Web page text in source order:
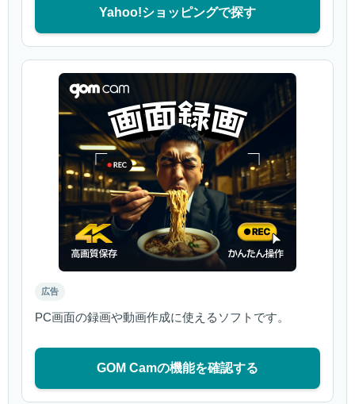
Yahoo!ショッピングで探す
広告
PC画面の録画や動画作成に使えるソフトです。
GOM Camの機能を確認する